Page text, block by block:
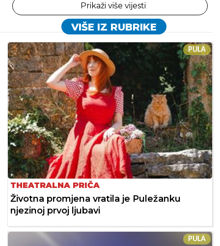
Prikaži više vijesti
VIŠE IZ RUBRIKE
PULA
THEATRALNA PRIČA
Životna promjena vratila je Puležanku
njezinoj prvoj ljubavi
PULA